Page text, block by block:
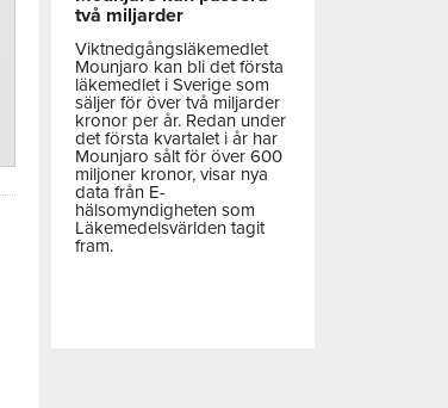
två miljarder
Viktnedgångsläkemedlet
Mounjaro kan bli det första
läkemedlet i Sverige som
säljer för över två miljarder
kronor per år. Redan under
det första kvartalet i år har
Mounjaro sålt för över 600
miljoner kronor, visar nya
data från E-
hälsomyndigheten som
Läkemedelsvärlden tagit
fram.